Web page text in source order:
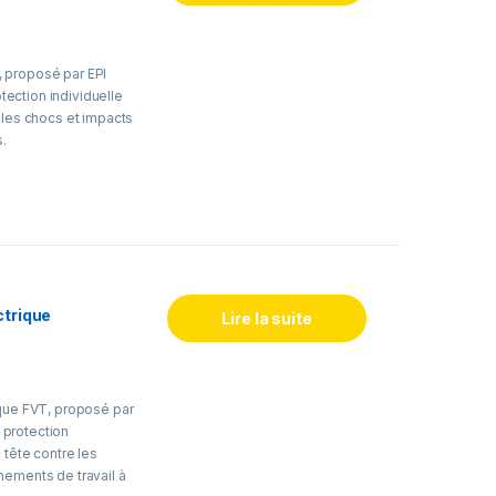
tels que
fiables et
le confort des
par EPI
individuelle
chocs et impacts
de sécurité,
confort, stabilité et
tels que
durables et
FVT, proposé par
protection
tête contre les
de travail à
Lire la suite